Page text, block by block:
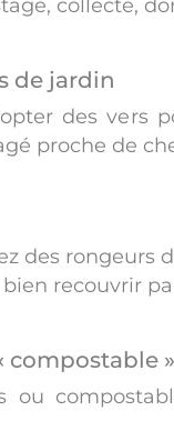
collecte,
de jardin
des
proche de
des rongeurs
recouvrir
ou